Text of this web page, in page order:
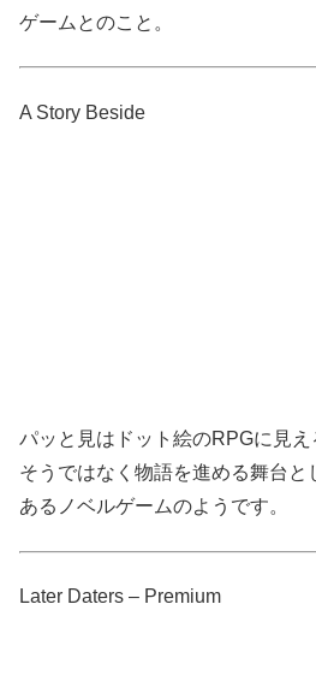
ゲームとのこと。
A Story Beside
パッと見はドット絵のRPGに見
そうではなく物語を進める舞台
あるノベルゲームのようです。
Later Daters – Premium